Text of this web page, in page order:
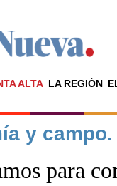
ALTA LA REGIÓN
y campo.
para